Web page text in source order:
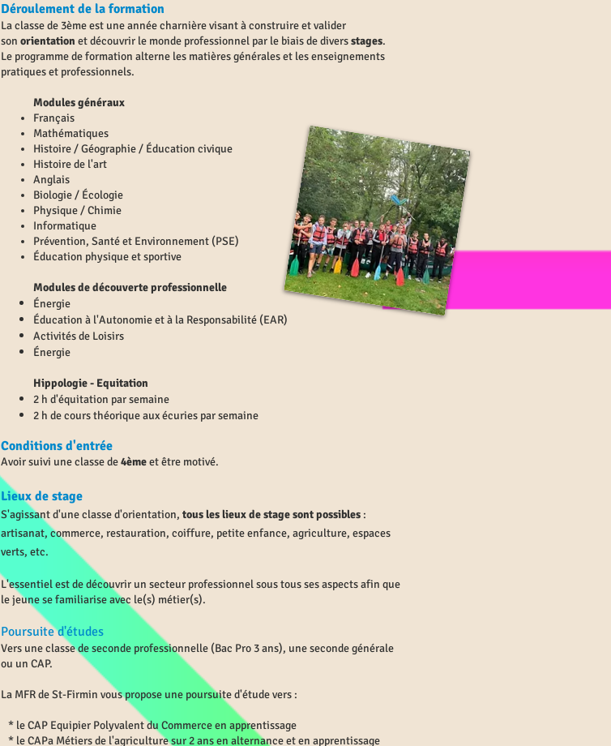
Déroulement de la formation
La classe de 3ème est une année charnière visant à construire et valider
son orientation et découvrir le monde professionnel par le biais de diversstages.
Le programme de formation alterne les matières générales et les enseignements
pratiques et professionnels.
Modules généraux
Français
Mathématiques
Histoire / Géographie / Éducation civique
Histoire de l'art
Anglais
Biologie / Écologie
Physique / Chimie
Informatique
Prévention, Santé et Environnement (PSE)
Éducation physique et sportive
Modules de découverte professionnelle
Énergie
Éducation à l'Autonomie et à la Responsabilité (EAR)
Activités de Loisirs
Énergie
Hippologie - Equitation
2 h d'équitation par semaine
2 h de cours théorique aux écuries par semaine
Conditions d'entrée
Avoir suivi une classe de4èmeet être motivé.
Lieux de stage
S'agissant d'une classe d'orientation, tous les lieux de stage sont possibles :
artisanat, commerce, restauration, coiffure, petite enfance, agriculture, espaces
verts, etc.
L'essentiel est de découvrir un secteur professionnel sous tous ses aspects afin que
le jeune se familiarise avec le(s) métier(s).
Poursuite d'études
Vers une classe de seconde professionnelle (Bac Pro 3 ans), une seconde générale
ou un CAP.
La MFR de St-Firmin vous propose une poursuite d'étude vers :
* le CAP Equipier Polyvalent du Commerce en apprentissage
* le CAPa Métiers de l'agriculture sur 2 ans en alternance et en apprentissage